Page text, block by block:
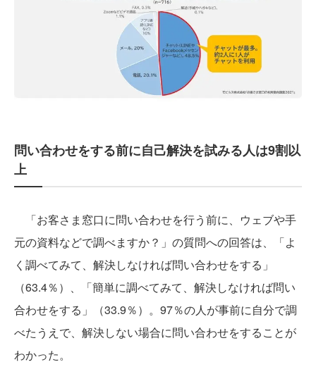
問い合わせをする前に自己解決を試みる人は9割以
上
「お客さま窓口に問い合わせを行う前に、ウェブや手
元の資料などで調べますか？」の質問への回答は、「よ
く調べてみて、解決しなければ問い合わせをする」
（63.4％）、「簡単に調べてみて、解決しなければ問い
合わせをする」（33.9％）。97％の人が事前に自分で調
べたうえで、解決しない場合に問い合わせをすることが
わかった。